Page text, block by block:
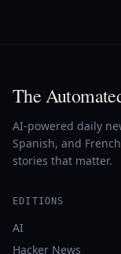
The
AI-powered daily
Spanish, and
stories that matter.
EDITIONS
AI
Hacker News